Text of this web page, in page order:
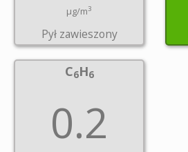
µg/m3
Pył zawieszony
C6H6
0.2